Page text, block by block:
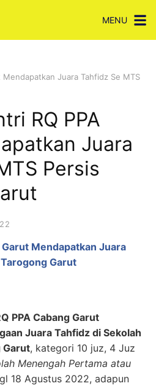
MENU
Mendapatkan Juara Tahfidz Se MTS
RQ PPA
Juara
Persis
Garut Mendapatkan Juara
Garut
PPA Cabang Garut
Juara Tahfidz di Sekolah
Garut, kategori 10 juz, 4 Juz
Menengah Pertama atau
18 Agustus 2022, adapun